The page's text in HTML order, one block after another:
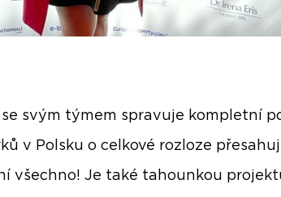
se svým týmem spravuje kompletní
v Polsku o celkové rozloze
všechno! Je také tahounkou